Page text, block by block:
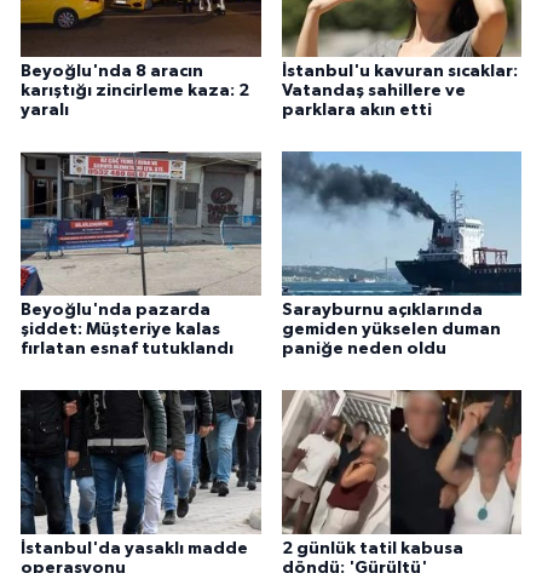
Beyoğlu'nda 8 aracın
karıştığı zincirleme kaza: 2
yaralı
İstanbul'u kavuran sıcaklar:
Vatandaş sahillere ve
parklara akın etti
Beyoğlu'nda pazarda
şiddet: Müşteriye kalas
fırlatan esnaf tutuklandı
Sarayburnu açıklarında
gemiden yükselen duman
paniğe neden oldu
İstanbul'da yasaklı madde
operasyonu
2 günlük tatil kabusa
döndü: 'Gürültü'